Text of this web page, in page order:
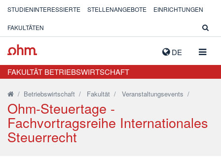
DE
STUDIENINTERESSIERTE STELLENANGEBOTE EINRICHTUNGEN
FAKULTÄTEN
FAKULTÄT BETRIEBSWIRTSCHAFT
/ Betriebswirtschaft / Fakultät / Veranstaltungsevents /
Ohm-Steuertage -
Fachvortragsreihe Internationales
Steuerrecht